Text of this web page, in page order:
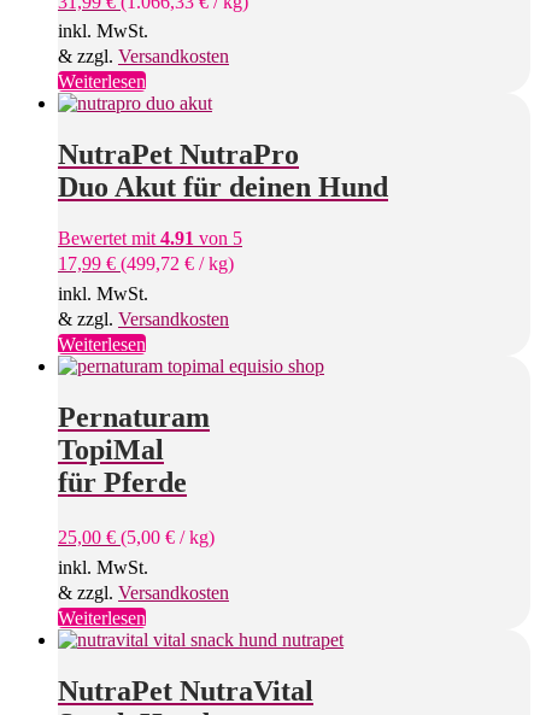
inkl. MwSt.
& zzgl. Versandkosten
Weiterlesen
NutraPet NutraPro
Duo Akut für deinen Hund
Bewertet mit 4.91 von 5
17,99 € (499,72 € /kg)
inkl. MwSt.
& zzgl. Versandkosten
Weiterlesen
Pernaturam
TopiMal
für Pferde
25,00 € (5,00 € /kg)
inkl. MwSt.
& zzgl. Versandkosten
Weiterlesen
NutraPet NutraVital